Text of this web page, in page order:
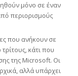
μόνο σε έναν
περιορισμούς
που ανήκουν σε
κάτι που
της Microsoft. Οι
αλλά υπάρχει